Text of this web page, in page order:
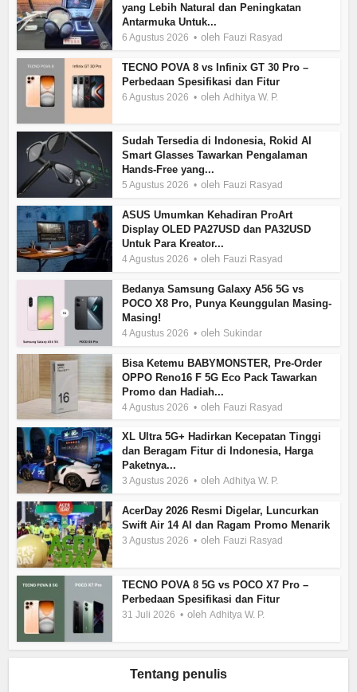
yang Lebih Natural dan Peningkatan
Antarmuka Untuk...
6 Agustus 2026 oleh Fauzi Rasyad
TECNO POVA 8 vs Infinix GT 30 Pro –
Perbedaan Spesifikasi dan Fitur
6 Agustus 2026 olehAdhitya W. P.
Sudah Tersedia di Indonesia, Rokid AI
Smart Glasses Tawarkan Pengalaman
Hands-Free yang...
5 Agustus 2026 oleh Fauzi Rasyad
ASUS Umumkan Kehadiran ProArt
Display OLED PA27USD dan PA32USD
Untuk Para Kreator...
4 Agustus 2026 oleh Fauzi Rasyad
Bedanya Samsung Galaxy A56 5G vs
POCO X8 Pro, Punya Keunggulan Masing-
Masing!
4 Agustus 2026 oleh Sukindar
Bisa Ketemu BABYMONSTER, Pre-Order
OPPO Reno16 F 5G Eco Pack Tawarkan
Promo dan Hadiah...
4 Agustus 2026 oleh Fauzi Rasyad
XL Ultra 5G+ Hadirkan Kecepatan Tinggi
dan Beragam Fitur di Indonesia, Harga
Paketnya...
3 Agustus 2026 olehAdhitya W. P.
AcerDay 2026 Resmi Digelar, Luncurkan
Swift Air 14 AI dan Ragam Promo Menarik
3 Agustus 2026 oleh Fauzi Rasyad
TECNO POVA 8 5G vs POCO X7 Pro –
Perbedaan Spesifikasi dan Fitur
31 Juli 2026 olehAdhitya W. P.
Tentang penulis